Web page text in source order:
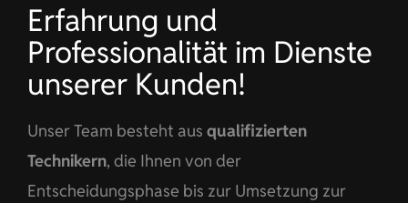
Erfahrung und
Professionalität im Dienste
unserer Kunden!
Unser Team besteht aus qualifizierten
Technikern, die Ihnen von der
Entscheidungsphase bis zur Umsetzung zur